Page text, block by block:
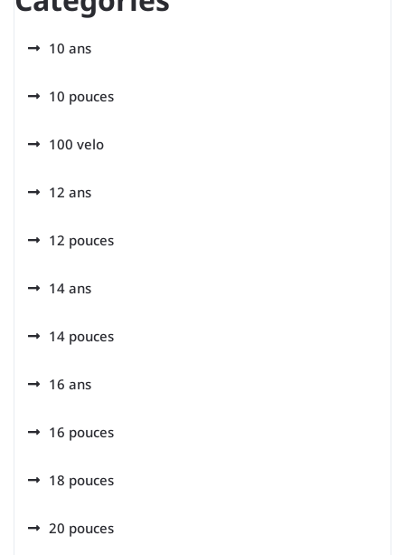
10 ans
10 pouces
100 velo
12 ans
12 pouces
14 ans
14 pouces
16 ans
16 pouces
18 pouces
20 pouces